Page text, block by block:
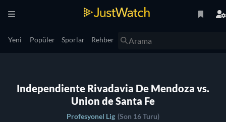
Yeni Popüler Sporlar Rehber
Independiente Rivadavia De Mendoza vs.
Union de Santa Fe
Profesyonel Lig (Son 16 Turu)